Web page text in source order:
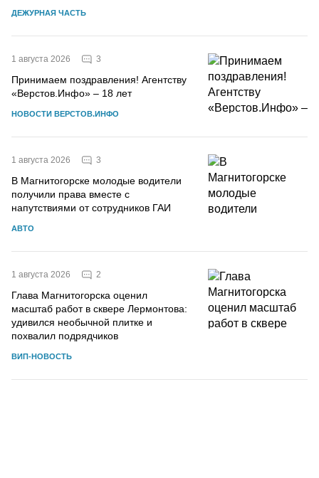
ДЕЖУРНАЯ ЧАСТЬ
1 августа 2026 3
Принимаем поздравления! Агентству
«Верстов.Инфо» – 18 лет
НОВОСТИ ВЕРСТОВ.ИНФО
1 августа 2026 3
В Магнитогорске молодые водители
получили права вместе с
напутствиями от сотрудников ГАИ
АВТО
1 августа 2026 2
Глава Магнитогорска оценил
масштаб работ в сквере Лермонтова:
удивился необычной плитке и
похвалил подрядчиков
ВИП-НОВОСТЬ